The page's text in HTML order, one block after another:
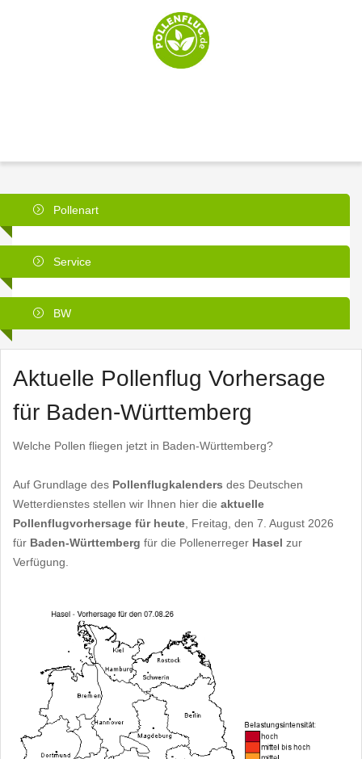
Pollenart
Service
BW
Aktuelle Pollenflug Vorhersage
für Baden-Württemberg
Welche Pollen fliegen jetzt in Baden-Württemberg?
Auf Grundlage des Pollenflugkalenders des Deutschen
Wetterdienstes stellen wir Ihnen hier die aktuelle
Pollenflugvorhersage für heute , Freitag, den 7. August 2026
für Baden-Württemberg für die Pollenerreger Hasel zur
Verfügung.